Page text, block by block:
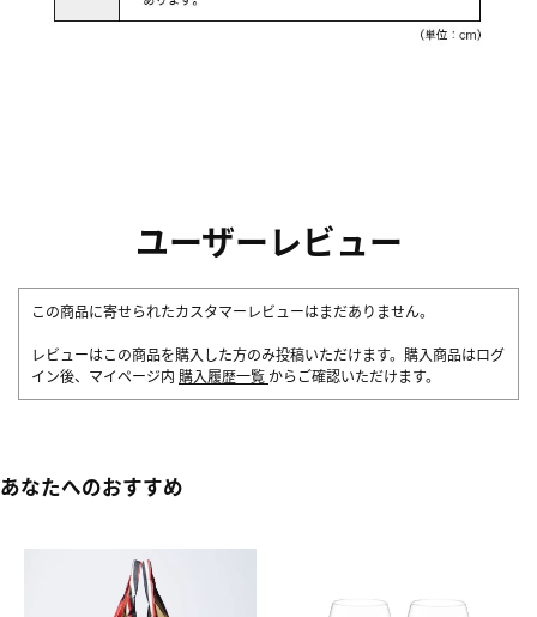
ユーザーレビュー
この商品に寄せられたカスタマーレビューはまだありません。
レビューはこの商品を購入した方のみ投稿いただけます。購入商品はログ
イン後、マイページ内 購入履歴一覧 からご確認いただけます。
あなたへのおすすめ